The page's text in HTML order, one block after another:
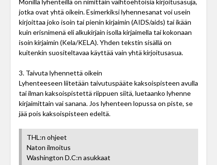
jotka ovat yhtä oikein. Esimerkiksi lyhennesanat voi usein
kirjoittaa joko isoin tai pienin kirjaimin (AIDS/aids) tai ikään
kuin erisnimenä eli alkukirjain isolla kirjaimella tai kokonaan
isoin kirjaimin (Kela/KELA). Yhden tekstin sisällä on
kuitenkin suositeltavaa käyttää vain yhtä kirjoitusasua.
3. Taivuta lyhennettä oikein
Lyhenteeseen liitetään taivutuspääte kaksoispisteen avulla
tai ilman kaksoispistettä riippuen siitä, luetaanko lyhenne
kirjaimittain vai sanana. Jos lyhenteen lopussa on piste, se
jää pois kaksoispisteen edeltä.
THL:n ohjeet
Naton ilmoitus
Washington D.C:n asukkaat